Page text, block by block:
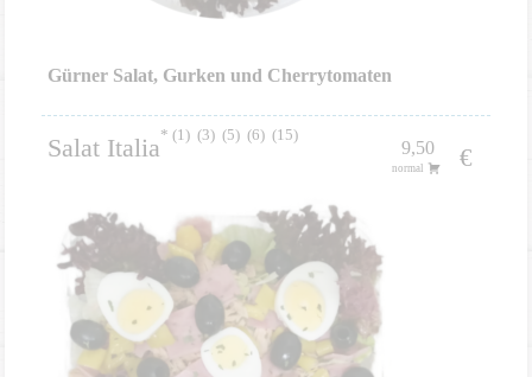
Gürner Salat, Gurken und Cherrytomaten
Salat Italia 1 3 5 6 15
9,50
normal €